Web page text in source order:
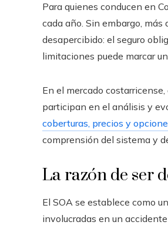
Para quienes conducen en
cada año. Sin embargo,
desapercibido: el seguro
limitaciones puede marcar
En el mercado
participan en el análisis y
coberturas, precios y
comprensión del sistema y
La razón de ser
El SOA se establece como
involucradas en un